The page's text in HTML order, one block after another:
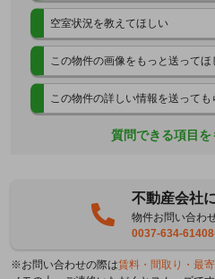
空室状況を教えてほしい
この物件の画像をもっと送ってほ
この物件の詳しい情報を送っても
質問できる項目を
不動産会社
物件お問い合わ
0037-634-
※お問い合わせの際は賃料・間取り・最